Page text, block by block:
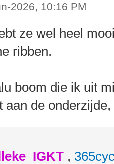
2026, 10:16 PM
ze wel heel
ribben.
boom die ik uit
aan de
,